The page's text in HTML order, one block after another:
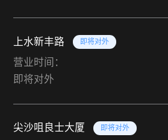
上水新丰路 即将对外
营业时间：
即将对外
尖沙咀良士大厦 即将对外